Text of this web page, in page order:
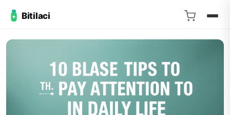
Bitilaci